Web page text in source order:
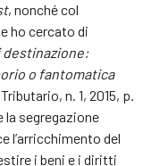
, nonché col
ho cercato di
destinazione:
o fantomatica
n. 1, 2015, p.
la segregazione
l’arricchimento del
i beni e i diritti